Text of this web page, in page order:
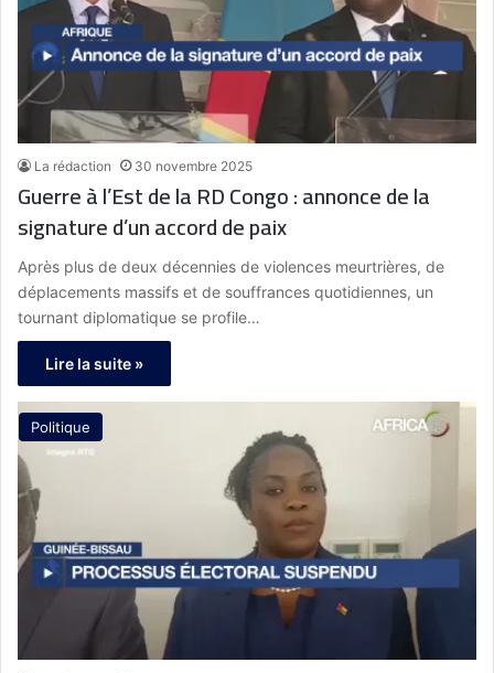
La rédaction 30 novembre 2025
Guerre à l’Est de la RD Congo : annonce de la
signature d’un accord de paix
Après plus de deux décennies de violences meurtrières, de
déplacements massifs et de souffrances quotidiennes, un
tournant diplomatique se profile…
Lire la suite »
Politique